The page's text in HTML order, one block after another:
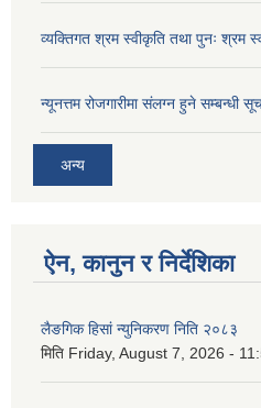
व्यक्तिगत श्रम स्वीकृति तथा पुनः श्रम
न्यूनत्तम रोजगारीमा संलग्न हुने सम्बन्धी
अन्य
ऐन, कानुन र निर्देशिका
लैङगिक हिसां न्युनिकरण निति २०८३
मिति Friday, August 7, 2026 -